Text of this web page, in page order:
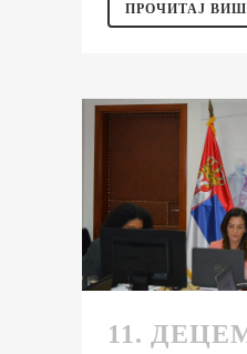
ПРОЧИТАЈ
11.